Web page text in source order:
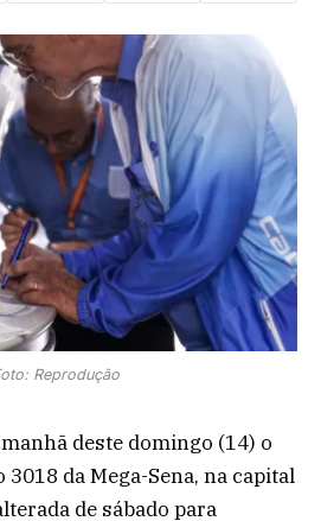
Reprodução
deste domingo (14) o
da Mega-Sena, na capital
de sábado para